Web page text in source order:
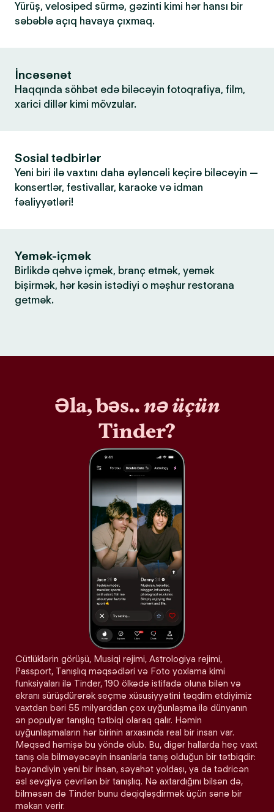
Yürüş, velosiped sürmə, gəzinti kimi hər hansı bir
səbəblə açıq havaya çıxmaq.
İncəsənət
Haqqında söhbət edə biləcəyin fotoqrafiya, film,
xarici dillər kimi mövzular.
Sosial tədbirlər
Yeni biri ilə vaxtını daha əyləncəli keçirə biləcəyin —
konsertlər, festivallar, karaoke və idman
fəaliyyətləri!
Yemək-içmək
Birlikdə qəhvə içmək, branç etmək, yemək
bişirmək, hər kəsin istədiyi o məşhur restorana
getmək.
Əla, bəs..nə üçün
Tinder?
Cütlüklərin görüşü, Musiqi rejimi, Astrologiya rejimi,
Passport, Tanışlıq məqsədləri və Foto yoxlama kimi
funksiyaları ilə Tinder, 190 ölkədə istifadə oluna bilən və
ekranı sürüşdürərək seçmə xüsusiyyətini təqdim etdiyimiz
vaxtdan bəri 55 milyarddan çox uyğunlaşma ilə dünyanın
ən populyar tanışlıq tətbiqi olaraq qalır. Həmin
uyğunlaşmaların hər birinin arxasında real bir insan var.
Məqsəd həmişə bu yöndə olub. Bu, digər hallarda heç vaxt
tanış ola bilməyəcəyin insanlarla tanış olduğun bir tətbiqdir:
bəyəndiyin yeni bir insan, səyahət yoldaşı, ya da tədricən
əsl sevgiyə çevrilən bir tanışlıq. Nə axtardığını bilsən də,
bilməsən də Tinder bunu dəqiqləşdirmək üçün sənə bir
məkan verir.